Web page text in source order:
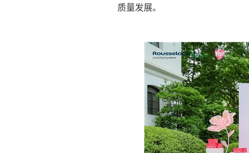
质量发展。